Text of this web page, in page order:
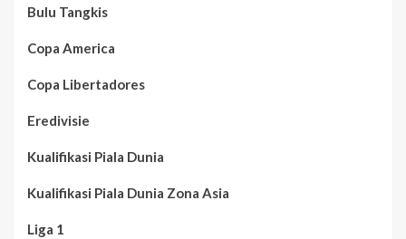
Bulu Tangkis
Copa America
Copa Libertadores
Eredivisie
Kualifikasi Piala Dunia
Kualifikasi Piala Dunia Zona Asia
Liga 1